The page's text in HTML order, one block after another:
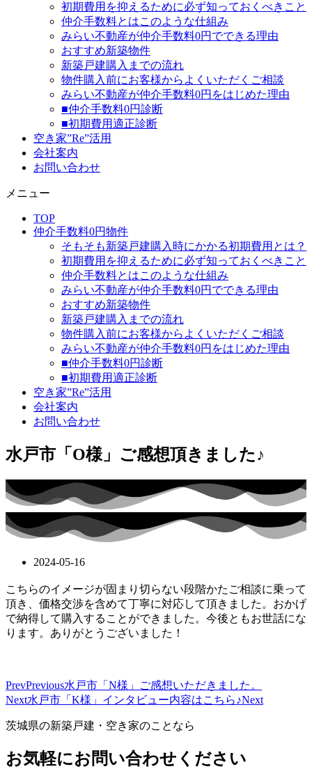
初期費用を抑えるために必ず知っておくべきこと
仲介手数料とはこのような仕組み
みらい不動産が仲介手数料0円でできる理由
おすすめ新築物件
新築戸建購入までの流れ
物件購入前にお客様からよくいただくご相談
みらい不動産が仲介手数料0円をはじめた理由
■仲介手数料0円診断
■初期費用適正診断
空き家”Re”活用
会社案内
お問い合わせ
メニュー
TOP
仲介手数料0円物件
そもそも新築戸建購入時にかかる初期費用とは？
初期費用を抑えるために必ず知っておくべきこと
仲介手数料とはこのような仕組み
みらい不動産が仲介手数料0円でできる理由
おすすめ新築物件
新築戸建購入までの流れ
物件購入前にお客様からよくいただくご相談
みらい不動産が仲介手数料0円をはじめた理由
■仲介手数料0円診断
■初期費用適正診断
空き家”Re”活用
会社案内
お問い合わせ
水戸市「O様」ご感想頂きました♪
2024-05-16
こちらのイメージが固まり切らない段階かたご相談に乗って
頂き、価格交渉を含めて丁寧に対応して頂きました。おかげ
で納得して購入することができました。今後ともお世話にな
ります。ありがとうございました！
PrevPrevious水戸市「N様」ご感想いただきました。
Next水戸市「K様」インタビュー内容はこちら♪Next
茨城県の新築戸建・空き家のことなら
お気軽にお問い合わせください